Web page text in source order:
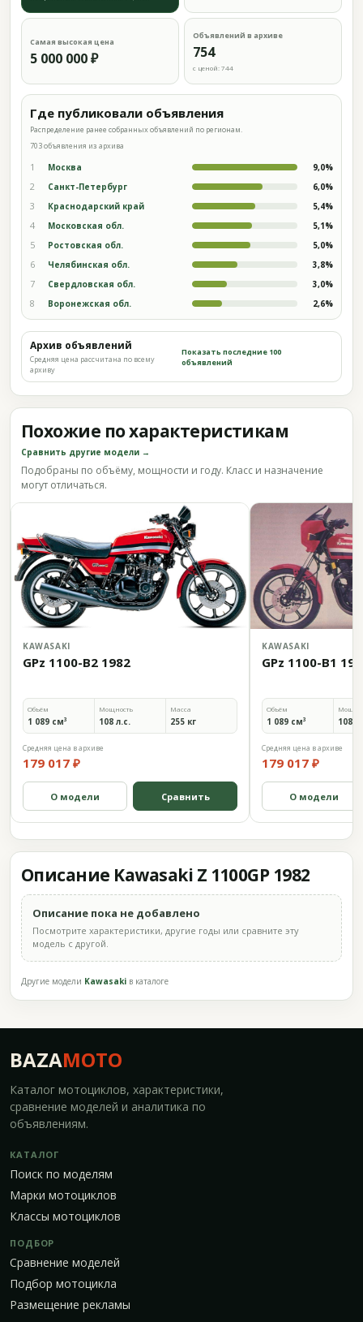
Самая высокая цена
5 000 000 ₽
Объявлений в архиве
754
с ценой: 744
Где публиковали объявления
Распределение ранее собранных объявлений по регионам.
703 объявления из архива
1 Москва 9,0%
2 Санкт-Петербург 6,0%
3 Краснодарский край 5,4%
4 Московская обл. 5,1%
5 Ростовская обл. 5,0%
6 Челябинская обл. 3,8%
7 Свердловская обл. 3,0%
8 Воронежская обл. 2,6%
Архив объявлений
Средняя цена рассчитана по всему
архиву
Показать последние 100
объявлений
Похожие по характеристикам
Сравнить другие модели →
Подобраны по объёму, мощности и году. Класс и назначение
могут отличаться.
KAWASAKI
GPz 1100-B2 1982
Объём
1 089 см³
Мощность
108 л.с.
Масса
255 кг
Средняя цена в архиве
179 017 ₽
О модели Сравнить
KAWASAKI
GPz 1100-B1
Объём
1 089 см³ 108
Средняя цена в архиве
179 017 ₽
О модели
Описание Kawasaki Z 1100GP 1982
Описание пока не добавлено
Посмотрите характеристики, другие годы или сравните эту
модель с другой.
Другие модели Kawasaki в каталоге
BAZAMOTO
Каталог мотоциклов, характеристики,
сравнение моделей и аналитика по
объявлениям.
КАТАЛОГ
Поиск по моделям
Марки мотоциклов
Классы мотоциклов
ПОДБОР
Сравнение моделей
Подбор мотоцикла
Размещение рекламы